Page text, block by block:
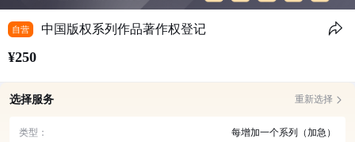
自营 中国版权系列作品著作权登记
¥250
选择服务 重新选择
类型： 每增加一个系列（加急）